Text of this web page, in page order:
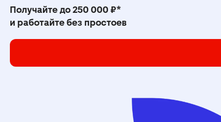
Получайте до 250 000 ₽*
и работайте без простоев